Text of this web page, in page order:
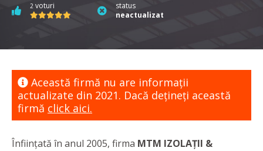
2 voturi
status
neactualizat
Această firmă nu are informaţii
actualizate din 2021. Dacă dețineți această
firmă click aici.
Înființată în anul 2005, firma MTM IZOLAȚII &